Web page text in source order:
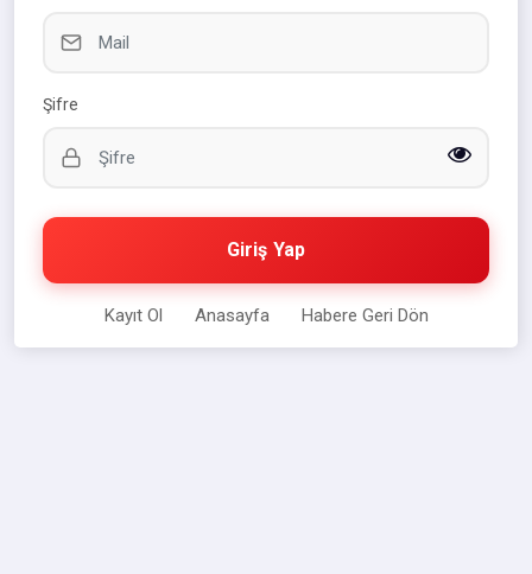
Şifre
Giriş Yap
Kayıt Ol Anasayfa Habere Geri Dön